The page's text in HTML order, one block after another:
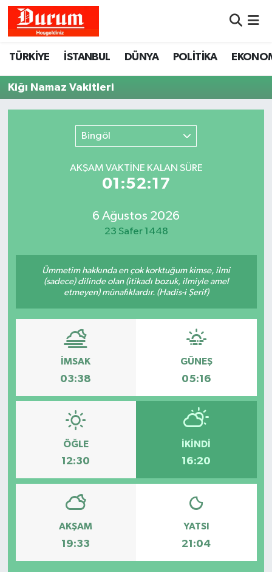
TÜRKİYE İSTANBUL DÜNYA POLİTİKA
Kiğı Namaz Vakitleri
Bingöl
AKŞAM VAKTİNE KALAN SÜRE
01:52:17
6 Ağustos 2026
23 Safer 1448
Ümmetim hakkında en çok korktuğum kimse, ilmi
(sadece) dilinde olan (itikadı bozuk, ilmiyle amel
etmeyen) münafıklardır. (Hadis-i Şerif)
İMSAK
03:38
GÜNEŞ
05:16
ÖĞLE
12:30
İKINDI
16:20
AKŞAM
19:33
YATSI
21:04
Hava Durumu
Namaz Vakitleri
Trafik Durumu
Süper Lig Puan Durumu ve Fikstür
Son Dakika Haberleri
Haber Arşivi